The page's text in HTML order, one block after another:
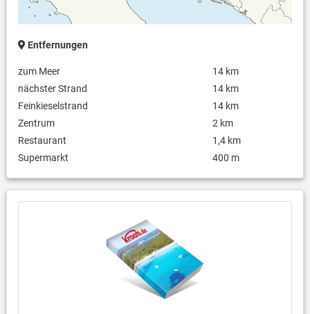
Entfernungen
zum Meer
14 km
nächster Strand
14 km
Feinkieselstrand
14 km
Zentrum
2 km
Restaurant
1,4 km
Supermarkt
400 m